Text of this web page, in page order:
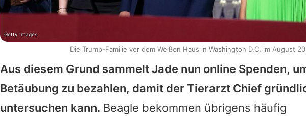
Aus diesem Grund sammelt Jade nun online Spenden,
Betäubung zu bezahlen, damit der Tierarzt Chief
untersuchen kann. Beagle bekommen übrigens häufig
Getty Images
Die Trump-Familie vor dem Weißen Haus in Washington D.C. im August